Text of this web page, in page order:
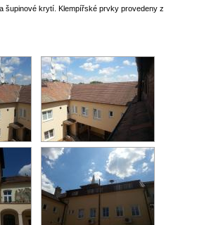
šupinové krytí. Klempířské prvky provedeny z